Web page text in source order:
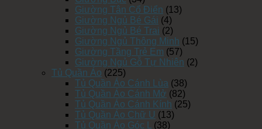
Giường Tân Cổ Điển (13)
Giường Ngủ Bé Gái (4)
Giường Ngủ Bé Trai (2)
Giường Ngủ Thông Minh (15)
Giường Tầng Trẻ Em (57)
Giường Ngủ Gỗ Tự Nhiên (2)
Tủ Quần Áo (225)
Tủ Quần Áo Cánh Lùa (38)
Tủ Quần Áo Cánh Mở (82)
Tủ Quần Áo Cánh Kính (25)
Tủ Quần Áo Chữ U (13)
Tủ Quần Áo Góc L
(38)